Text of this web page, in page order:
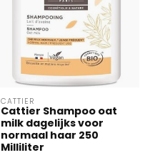
CATTIER
Cattier Shampoo oat
milk dagelijks voor
normaal haar 250
Milliliter